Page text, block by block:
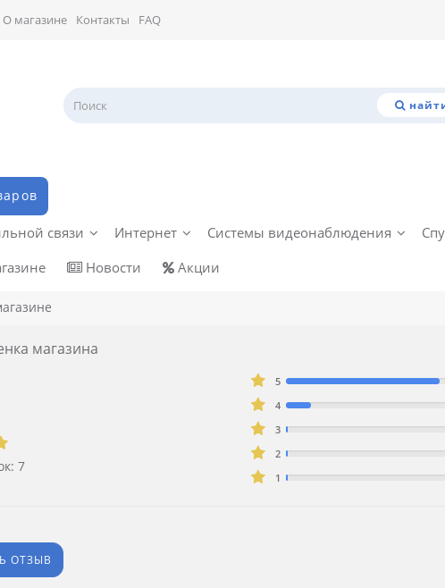
О магазине Контакты FAQ
связи Интернет Системы видеонаблюдения
Новости Акции
магазина
7
5
4
3
2
1
ОТЗЫВ